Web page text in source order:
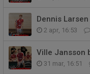
Dennis
2 apr, 16:53
Ville Jansson
31 mar, 16:51